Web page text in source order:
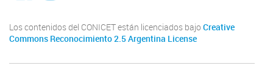
Los contenidos del CONICET están licenciados bajo Creative
Commons Reconocimiento 2.5 Argentina License